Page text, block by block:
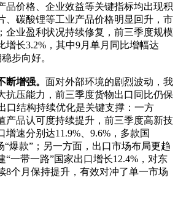
品价格、企业效益等关键指标均出现积
、碳酸锂等工业产品价格明显回升，市
企业盈利状况持续修复，前三季度规模
增长3.2%，其中9月单月同比增幅达
步向好。
断增强。 面对外部环境的剧烈波动，我
抗压能力，前三季度货物出口同比仍保
口结构持续优化是关键支撑：一方
产品认可度持续提升，前三季度高新技
速分别达11.9%、9.6%，多款国
“爆款”；另一方面，出口市场布局更趋
“一带一路”国家出口增长12.4%，对东
8个月保持提升，有效对冲了单一市场